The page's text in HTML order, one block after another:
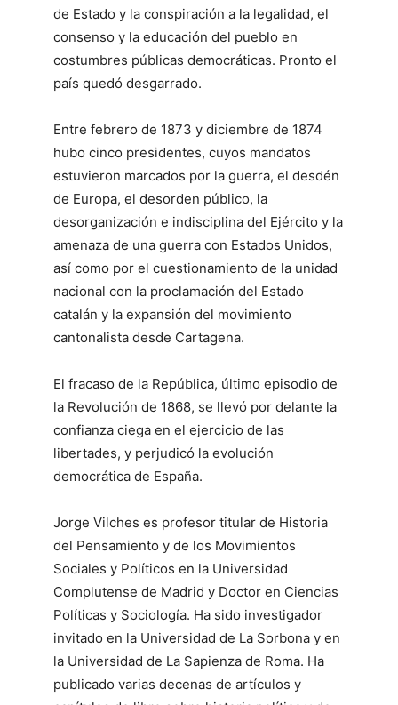
de Estado y la conspiración a la legalidad, el
consenso y la educación del pueblo en
costumbres públicas democráticas. Pronto el
país quedó desgarrado.
Entre febrero de 1873 y diciembre de 1874
hubo cinco pre­sidentes, cuyos mandatos
estuvieron marcados por la guerra, el desdén
de Europa, el desorden público, la
desorganización e indisciplina del Ejército y la
amenaza de una guerra con Estados Unidos,
así como por el cuestionamiento de la unidad
nacional con la proclamación del Estado
catalán y la expansión del movimiento
cantonalista desde Cartagena.
El fracaso de la República, último episodio de
la Revolución de 1868, se llevó por delante la
confianza ciega en el ejercicio de las
libertades, y perjudicó la evolución
democrática de España.
Jorge Vilches es profesor titular de Historia
del Pensamiento y de los Movimientos
Sociales y Políticos en la Universidad
Complutense de Madrid y Doctor en Ciencias
Políticas y Sociología. Ha sido investigador
invitado en la Universidad de La Sorbona y en
la Universidad de La Sapienza de Roma. Ha
publicado varias decenas de artículos y